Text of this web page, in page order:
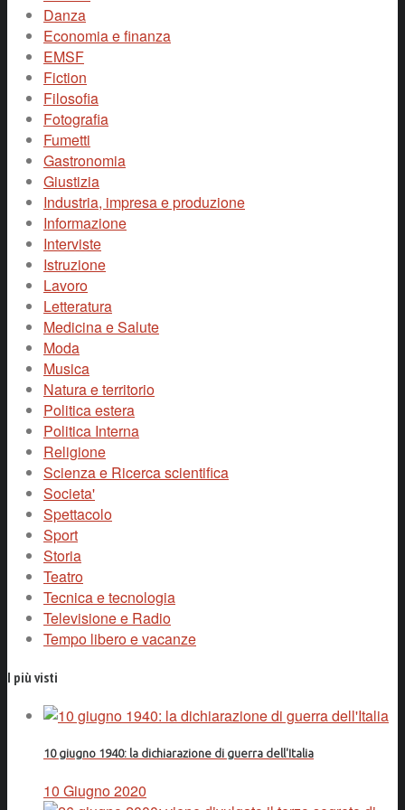
Danza
Economia e finanza
EMSF
Fiction
Filosofia
Fotografia
Fumetti
Gastronomia
Giustizia
Industria, impresa e produzione
Informazione
Interviste
Istruzione
Lavoro
Letteratura
Medicina e Salute
Moda
Musica
Natura e territorio
Politica estera
Politica Interna
Religione
Scienza e Ricerca scientifica
Societa'
Spettacolo
Sport
Storia
Teatro
Tecnica e tecnologia
Televisione e Radio
Tempo libero e vacanze
I più visti
10 giugno 1940: la dichiarazione di guerra dell'Italia
10 Giugno 2020